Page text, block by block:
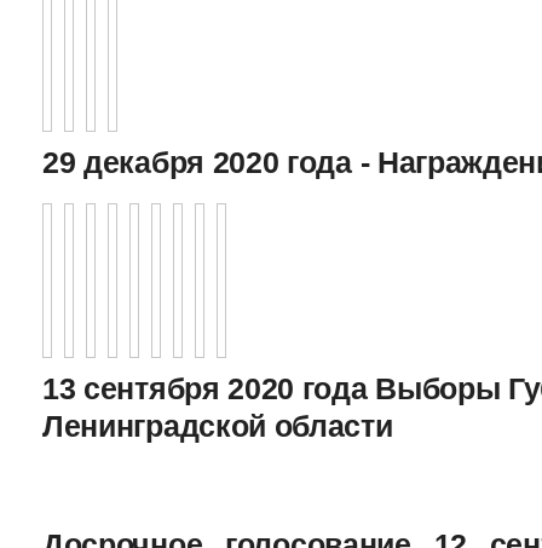
29 декабря 2020 года -
13 сентября 2020 года Выборы
Ленинградской области